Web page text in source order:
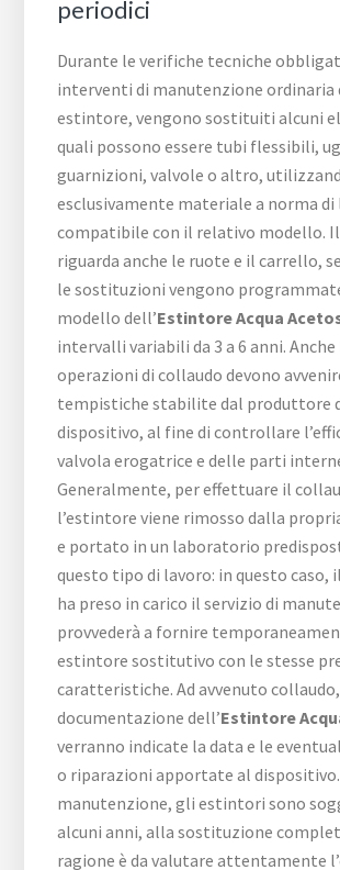
periodici
Durante le verifiche tecniche
interventi di manutenzione ordinaria
estintore, vengono sostituiti alcuni
quali possono essere tubi flessibili,
guarnizioni, valvole o altro,
esclusivamente materiale a norma di
compatibile con il relativo modello.
riguarda anche le ruote e il carrello,
le sostituzioni vengono
modello dell’Estintore Acqua
intervalli variabili da 3 a 6 anni. Anche
operazioni di collaudo devono
tempistiche stabilite dal produttore
dispositivo, al fine di controllare
valvola erogatrice e delle parti
Generalmente, per effettuare il
l’estintore viene rimosso dalla
e portato in un laboratorio
questo tipo di lavoro: in questo caso,
ha preso in carico il servizio di
provvederà a fornire
estintore sostitutivo con le stesse
caratteristiche. Ad avvenuto
documentazione dell’Estintore
verranno indicate la data e le
o riparazioni apportate al
manutenzione, gli estintori sono
alcuni anni, alla sostituzione
ragione è da valutare attentamente